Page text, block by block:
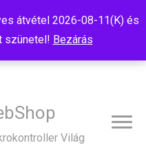
átvétel 2026-08-11(K) és
szünetel! Bezárás
Világ